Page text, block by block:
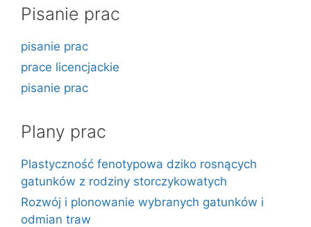
Pisanie prac
pisanie prac
prace licencjackie
pisanie prac
Plany prac
Plastyczność fenotypowa dziko rosnących
gatunków z rodziny storczykowatych
Rozwój i plonowanie wybranych gatunków i
odmian traw